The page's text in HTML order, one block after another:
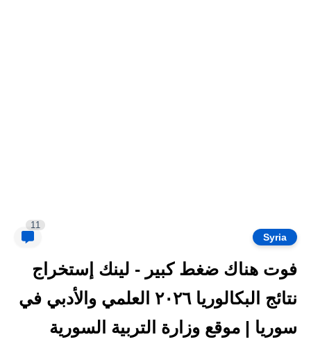
Syria
11
فوت هناك ضغط كبير - لينك إستخراج
نتائج البكالوريا ٢٠٢٦ العلمي والأدبي في
سوريا | موقع وزارة التربية السورية